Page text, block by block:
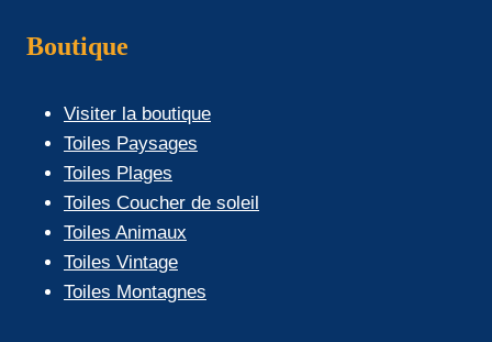
Boutique
Visiter la boutique
Toiles Paysages
Toiles Plages
Toiles Coucher de soleil
Toiles Animaux
Toiles Vintage
Toiles Montagnes